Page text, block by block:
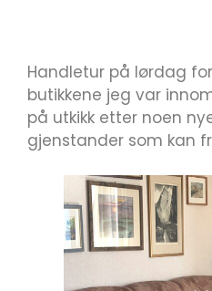
Handletur på lørdag
butikkene jeg var
på utkikk etter noen
gjenstander som kan